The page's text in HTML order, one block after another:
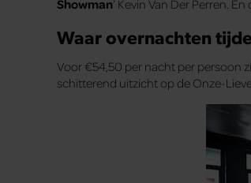
Showman’ Kevin Van Der Perren. En
Waar overnachten
Voor €54,50 per nacht per persoon
schitterend uitzicht op de Onze-